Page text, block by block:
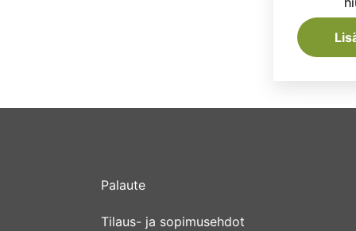
Palaute
Tilaus- ja sopimusehdot